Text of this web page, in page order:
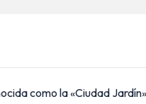
como la «Ciudad